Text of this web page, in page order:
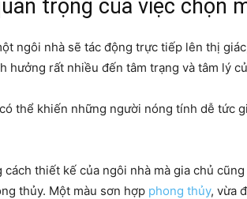
trọng của việc chọn
ngôi nhà sẽ tác động trực tiếp lên thị
hưởng rất nhiều đến tâm trạng và tâm lý
thể khiến những người nóng tính dễ tức
cách thiết kế của ngôi nhà mà gia chủ
thủy. Một màu sơn hợp phong thủy, vừa